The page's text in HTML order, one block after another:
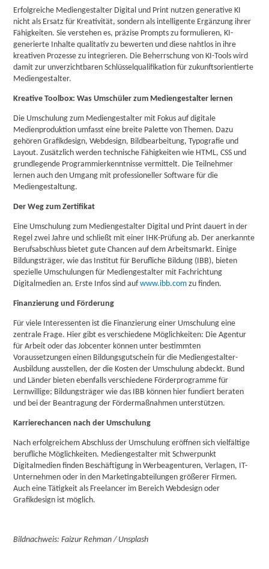
Erfolgreiche Mediengestalter Digital und Print nutzen generative KI
nicht als Ersatz für Kreativität, sondern als intelligente Ergänzung ihrer
Fähigkeiten. Sie verstehen es, präzise Prompts zu formulieren, KI-
generierte Inhalte qualitativ zu bewerten und diese nahtlos in ihre
kreativen Prozesse zu integrieren. Die Beherrschung von KI-Tools wird
damit zur unverzichtbaren Schlüsselqualifikation für zukunftsorientierte
Mediengestalter.
Kreative Toolbox: Was Umschüler zum Mediengestalter lernen
Die Umschulung zum Mediengestalter mit Fokus auf digitale
Medienproduktion umfasst eine breite Palette von Themen. Dazu
gehören Grafikdesign, Webdesign, Bildbearbeitung, Typografie und
Layout. Zusätzlich werden technische Fähigkeiten wie HTML, CSS und
grundlegende Programmierkenntnisse vermittelt. Die Teilnehmer
lernen auch den Umgang mit professioneller Software für die
Mediengestaltung.
Der Weg zum Zertifikat
Eine Umschulung zum Mediengestalter Digital und Print dauert in der
Regel zwei Jahre und schließt mit einer IHK-Prüfung ab. Der anerkannte
Berufsabschluss bietet gute Chancen auf dem Arbeitsmarkt. Einige
Bildungsträger, wie das Institut für Berufliche Bildung (IBB), bieten
spezielle Umschulungen für Mediengestalter mit Fachrichtung
Digitalmedien an. Erste Infos sind aufwww.ibb.com zu finden.
Finanzierung und Förderung
Für viele Interessenten ist die Finanzierung einer Umschulung eine
zentrale Frage. Hier gibt es verschiedene Möglichkeiten: Die Agentur
für Arbeit oder das Jobcenter können unter bestimmten
Voraussetzungen einen Bildungsgutschein für die Mediengestalter-
Ausbildung ausstellen, der die Kosten der Umschulung abdeckt. Bund
und Länder bieten ebenfalls verschiedene Förderprogramme für
Lernwillige; Bildungsträger wie das IBB können hier fundiert beraten
und bei der Beantragung der Fördermaßnahmen unterstützen.
Karrierechancen nach der Umschulung
Nach erfolgreichem Abschluss der Umschulung eröffnen sich vielfältige
berufliche Möglichkeiten. Mediengestalter mit Schwerpunkt
Digitalmedien finden Beschäftigung in Werbeagenturen, Verlagen, IT-
Unternehmen oder in den Marketingabteilungen größerer Firmen.
Auch eine Tätigkeit als Freelancer im Bereich Webdesign oder
Grafikdesign ist möglich.
Bildnachweis: Faizur Rehman / Unsplash